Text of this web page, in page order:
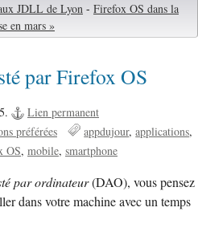
JDLL de Lyon - Firefox OS dans la
en mars »
par Firefox OS
Lien permanent
préférées appdujour applications
OS mobile smartphone
par ordinateur(DAO), vous pensez
dans votre machine avec un temps